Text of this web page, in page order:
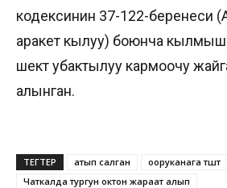
кодексинин 37-122-беренеси
аракет кылуу) боюнча кылмыш
шектүү убактылуу кармоочу
алынган.
ТЕГТЕР атып салган
ооруканага түштү
Чаткалда тургун октон жараат алып